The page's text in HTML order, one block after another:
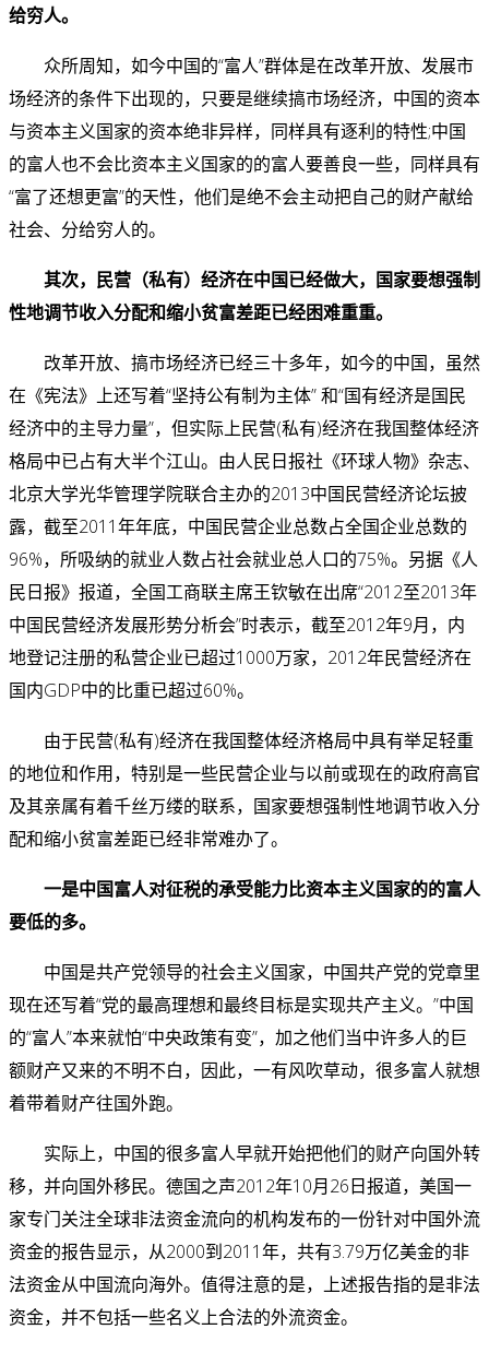
给穷人。
众所周知，如今中国的“富人”群体是在改革开放、发展市
场经济的条件下出现的，只要是继续搞市场经济，中国的资本
与资本主义国家的资本绝非异样，同样具有逐利的特性;中国
的富人也不会比资本主义国家的的富人要善良一些，同样具有
“富了还想更富”的天性，他们是绝不会主动把自己的财产献给
社会、分给穷人的。
其次，民营（私有）经济在中国已经做大，国家要想强制
性地调节收入分配和缩小贫富差距已经困难重重。
改革开放、搞市场经济已经三十多年，如今的中国，虽然
在《宪法》上还写着“坚持公有制为主体” 和“国有经济是国民
经济中的主导力量”，但实际上民营(私有)经济在我国整体经济
格局中已占有大半个江山。由人民日报社《环球人物》杂志、
北京大学光华管理学院联合主办的2013中国民营经济论坛披
露，截至2011年年底，中国民营企业总数占全国企业总数的
96%，所吸纳的就业人数占社会就业总人口的75%。另据《人
民日报》报道，全国工商联主席王钦敏在出席“2012至2013年
中国民营经济发展形势分析会”时表示，截至2012年9月，内
地登记注册的私营企业已超过1000万家，2012年民营经济在
国内GDP中的比重已超过60%。
由于民营(私有)经济在我国整体经济格局中具有举足轻重
的地位和作用，特别是一些民营企业与以前或现在的政府高官
及其亲属有着千丝万缕的联系，国家要想强制性地调节收入分
配和缩小贫富差距已经非常难办了。
一是中国富人对征税的承受能力比资本主义国家的的富人
要低的多。
中国是共产党领导的社会主义国家，中国共产党的党章里
现在还写着“党的最高理想和最终目标是实现共产主义。”中国
的“富人”本来就怕“中央政策有变”，加之他们当中许多人的巨
额财产又来的不明不白，因此，一有风吹草动，很多富人就想
着带着财产往国外跑。
实际上，中国的很多富人早就开始把他们的财产向国外转
移，并向国外移民。德国之声2012年10月26日报道，美国一
家专门关注全球非法资金流向的机构发布的一份针对中国外流
资金的报告显示，从2000到2011年，共有3.79万亿美金的非
法资金从中国流向海外。值得注意的是，上述报告指的是非法
资金，并不包括一些名义上合法的外流资金。